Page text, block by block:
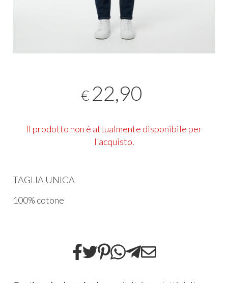
€ 22,90
Il prodotto non è attualmente disponibile per
l'acquisto.
TAGLIA UNICA
100% cotone